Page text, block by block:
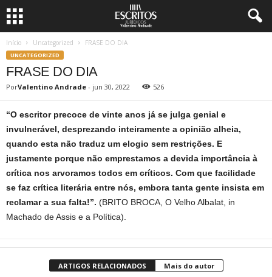
Início Uncategorized FRASE DO DIA
UNCATEGORIZED
FRASE DO DIA
PorValentino Andrade - jun 30, 2022 526
“O escritor precoce de vinte anos já se julga genial e
invulnerável, desprezando inteiramente a opinião alheia,
quando esta não traduz um elogio sem restrições. E
justamente porque não emprestamos a devida importância à
crítica nos arvoramos todos em críticos. Com que facilidade
se faz crítica literária entre nós, embora tanta gente insista em
reclamar a sua falta!”. (BRITO BROCA, O Velho Albalat, in
Machado de Assis e a Política).
ARTIGOS RELACIONADOS Mais do autor